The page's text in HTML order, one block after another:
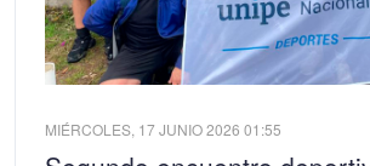
MIÉRCOLES, 17 JUNIO 2026 01:55